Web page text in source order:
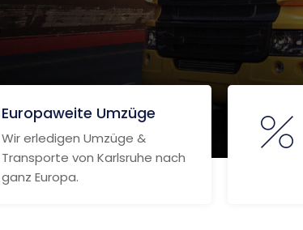
Europaweite Umzüge
Wir erledigen Umzüge &
Transporte von Karlsruhe nach
ganz Europa.